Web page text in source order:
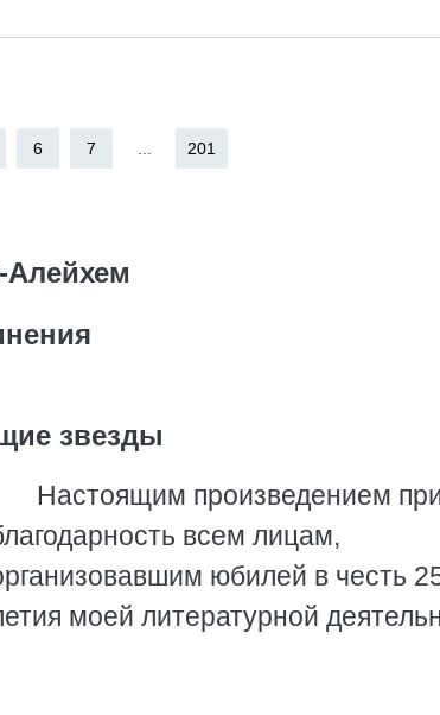
6 7 201
звезды
Настоящим произведением
всем лицам,
юбилей в честь
моей литературной